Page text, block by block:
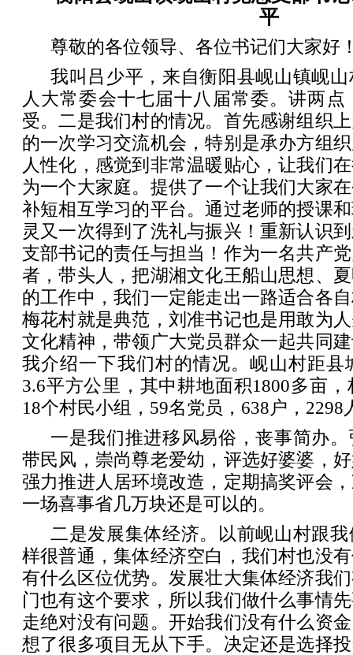
平
尊敬的各位领导、各位书记们大家好
我叫吕少平，来自衡阳县岘山镇岘
人大常委会十七届十八届常委。讲两
受。二是我们村的情况。首先感谢组织
的一次学习交流机会，特别是承办方组
人性化，感觉到非常温暖贴心，让我们
为一个大家庭。提供了一个让我们大家
补短相互学习的平台。通过老师的授课
灵又一次得到了洗礼与振兴！重新认识
支部书记的责任与担当！作为一名共产
者，带头人，把湖湘文化王船山思想、
的工作中，我们一定能走出一路适合各
梅花村就是典范，刘准书记也是用敢为
文化精神，带领广大党员群众一起共同
我介绍一下我们村的情况。岘山村距县
3.6平方公里，其中耕地面积1800多亩
18个村民小组，59名党员，638户，2298
一是我们推进移风易俗，丧事简办
带民风，崇尚尊老爱幼，评选好婆婆，
强力推进人居环境改造，定期搞奖评会
一场喜事省几万块还是可以的。
二是发展集体经济。以前岘山村跟
样很普通，集体经济空白，我们村也没
有什么区位优势。发展壮大集体经济我
门也有这个要求，所以我们做什么事情
走绝对没有问题。开始我们没有什么资
想了很多项目无从下手。决定还是选择